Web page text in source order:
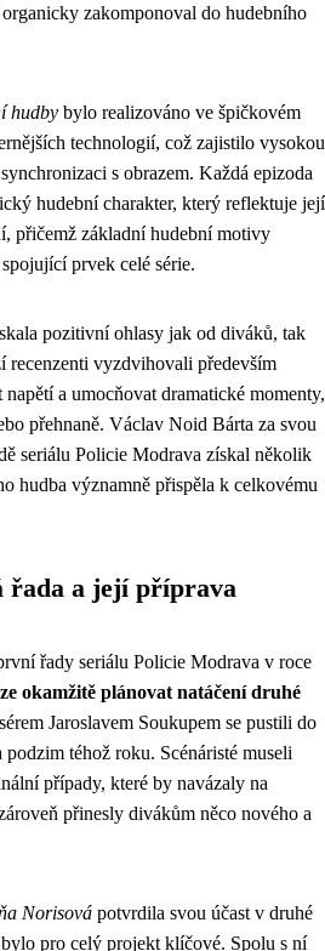
zakomponoval do hudebního
hudby bylo realizováno ve špičkovém
technologií, což zajistilo vysokou
s obrazem. Každá epizoda
hudební charakter, který reflektuje její
přičemž základní hudební motivy
prvek celé série.
pozitivní ohlasy jak od diváků, tak
vyzdvihovali především
a umocňovat dramatické momenty,
přehnaně. Václav Noid Bárta za svou
seriálu Policie Modrava získal několik
hudba významně přispěla k celkovému
řada a její příprava
řady seriálu Policie Modrava v roce
okamžitě plánovat natáčení druhé
Jaroslavem Soukupem se pustili do
téhož roku. Scénáristé museli
případy, které by navázaly na
přinesly divákům něco nového a
Norisová potvrdila svou účast v druhé
pro celý projekt klíčové. Spolu s ní